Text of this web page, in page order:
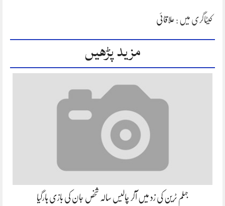
کیٹاگری میں : علاقائی
مزید پڑھیں
جہلم ٹرین کی زد میں آکر چالیس سالہ شخص جان کی بازی ہارگیا